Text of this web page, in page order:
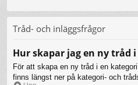
Tråd- och inläggsfrågor
Hur skapar jag en ny tråd
För att skapa en ny tråd i en
finns längst ner på kategori- och